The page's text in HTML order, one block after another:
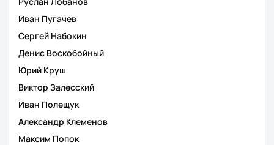
Иван Пугачев
Сергей Набокин
Денис Воскобойный
Юрий Круш
Виктор Залесский
Иван Полещук
Александр Клеменов
Максим Попок